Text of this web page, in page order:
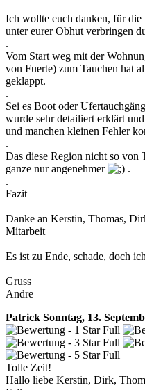
Ich wollte euch danken, für die
unter eurer Obhut verbringen
.
Vom Start weg mit der
von Fuerte) zum Tauchen hat
geklappt.
.
Sei es Boot oder
wurde sehr detailiert erklärt
und manchen kleinen Fehler
.
Das diese Region nicht so von
ganze nur angenehmer
.
.
Fazit
Danke an Kerstin, Thomas,
Mitarbeit
Es ist zu Ende, schade, doch
Gruss
Andre
Patrick Sonntag, 13.
Tolle Zeit!
Hallo liebe Kerstin, Dirk,